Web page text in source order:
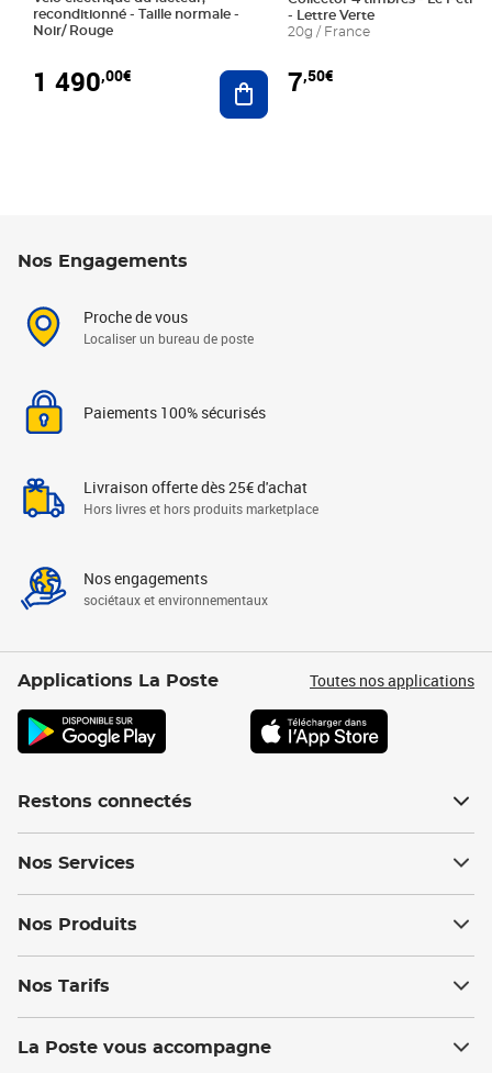
reconditionné - Taille normale -
Noir/ Rouge
1 490,00€ Ajouter au panier
- Lettre Verte
20g / France
7,50€
Nos Engagements
Proche de vous
Localiser un bureau de poste
Paiements 100% sécurisés
Livraison offerte dès 25€ d'achat
Hors livres et hors produits marketplace
Nos engagements
sociétaux et environnementaux
Applications La Poste Toutes nos applications
Restons connectés
Nos Services
Nos Produits
Nos Tarifs
La Poste vous accompagne